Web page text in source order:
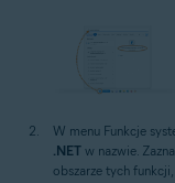
W menu Funkcje
.NET w nazwie.
obszarze tych